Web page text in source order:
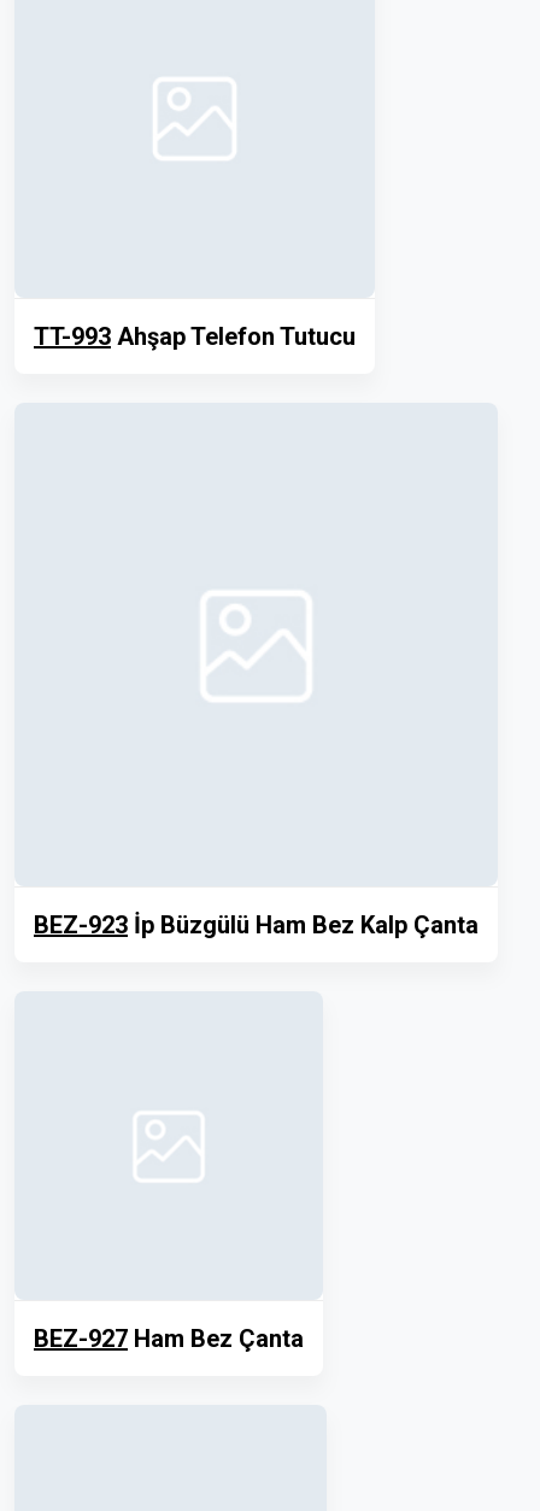
TT-993 Ahşap Telefon Tutucu
BEZ-923 İp Büzgülü Ham Bez Kalp Çanta
BEZ-927 Ham Bez Çanta